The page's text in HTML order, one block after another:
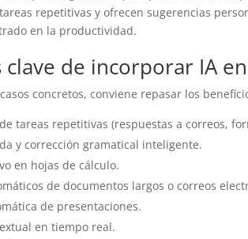
repetitivas y ofrecen sugerencias
en la productividad.
clave de incorporar IA
concretos, conviene repasar los
tareas repetitivas (respuestas a correos,
y corrección gramatical inteligente.
en hojas de cálculo.
de documentos largos o correos
de presentaciones.
en tiempo real.